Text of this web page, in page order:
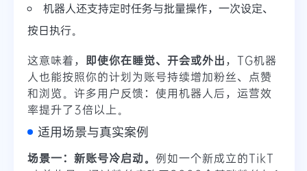
机器人还支持定时任务与批量操作，一次设定、
按日执行。
这意味着， 即使你在睡觉、开会或外出，TG机器
人也能按照你的计划为账号持续增加粉丝、点赞
和浏览。许多用户反馈：使用机器人后，运营效
率提升了3倍以上。
适用场景与真实案例
场景一：新账号冷启动。 例如一个新成立的TikT